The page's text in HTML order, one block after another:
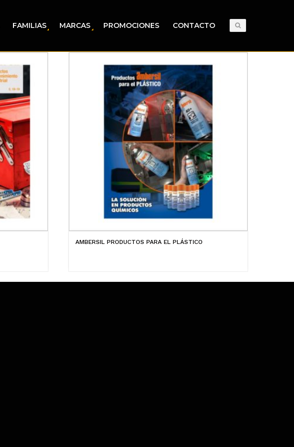
FAMILIAS MARCAS PROMOCIONES CONTACTO
AMBERSIL PRODUCTOS PARA EL PLÁSTICO